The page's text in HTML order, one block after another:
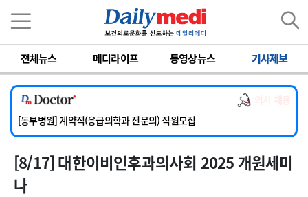
전체뉴스 메디라이프 동영상뉴스 기사제보
[서울아산병원] 2026년 하반기 인턴 모집
[영남대학교의료원] 마취통증의학과 임기제 임상의사 채용
[충남대학교병원] 소아청소년과(소아응급전담) 계약직 의사 공개채용
[동부병원] 계약직(응급의학과 전문의) 직원모집
[이대목동병원] 하반기 전공의(레지던트1년차) 모집
[서울아산병원] 2026년 하반기 인턴 모집
[영남대학교의료원] 마취통증의학과 임기제 임상의사 채용
[8/17] 대한이비인후과의사회 2025 개원세미
나